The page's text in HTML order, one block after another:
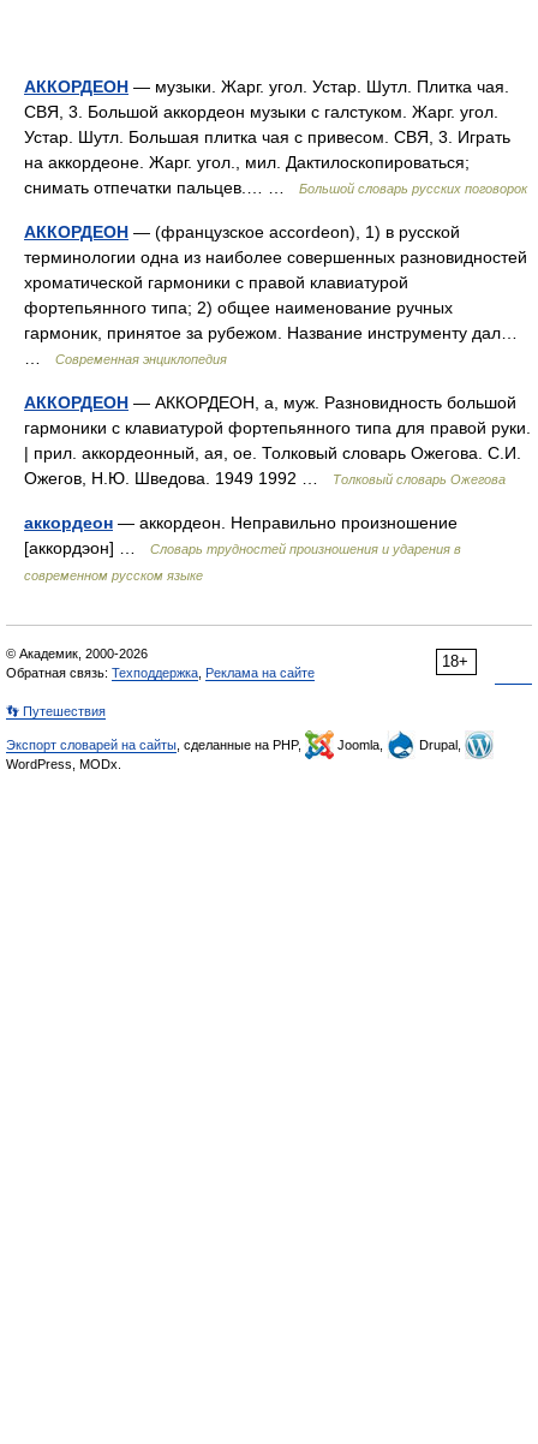
АККОРДЕОН — музыки. Жарг. угол. Устар. Шутл. Плитка чая.
СВЯ, 3. Большой аккордеон музыки с галстуком. Жарг. угол.
Устар. Шутл. Большая плитка чая с привесом. СВЯ, 3. Играть
на аккордеоне. Жарг. угол., мил. Дактилоскопироваться;
снимать отпечатки пальцев.… …
Большой словарь русских поговорок
АККОРДЕОН — (французское accordeon), 1) в русской
терминологии одна из наиболее совершенных разновидностей
хроматической гармоники с правой клавиатурой
фортепьянного типа; 2) общее наименование ручных
гармоник, принятое за рубежом. Название инструменту дал…
Современная энциклопедия
АККОРДЕОН — АККОРДЕОН, а, муж. Разновидность большой
гармоники с клавиатурой фортепьянного типа для правой руки.
| прил. аккордеонный, ая, ое. Толковый словарь Ожегова. С.И.
Ожегов, Н.Ю. Шведова. 1949 1992 …
Толковый словарь Ожегова
аккордеон — аккордеон. Неправильно произношение
[аккордэон] …
Словарь трудностей произношения и ударения в
современном русском языке
18+
© Академик, 2000-2026
Обратная связь: Техподдержка Реклама на сайте
👣 Путешествия
Экспорт словарей на сайты , сделанные на PHP, Joomla,
Drupal,
WordPress, MODx.